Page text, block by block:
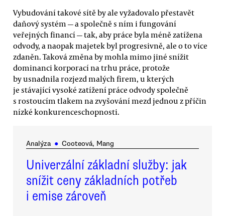
Vybudování takové sítě by ale vyžadovalo přestavět
daňový systém — a společně s ním i fungování
veřejných financí — tak, aby práce byla méně zatížena
odvody, a naopak majetek byl progresivně, ale o to více
zdaněn. Taková změna by mohla mimo jiné snížit
dominanci korporací na trhu práce, protože
by usnadnila rozjezd malých firem, u kterých
je stávající vysoké zatížení práce odvody společně
s rostoucím tlakem na zvyšování mezd jednou z příčin
nízké konkurenceschopnosti.
Analýza ● Cooteová, Mang
Univerzální základní služby: jak
snížit ceny základních potřeb
i emise zároveň